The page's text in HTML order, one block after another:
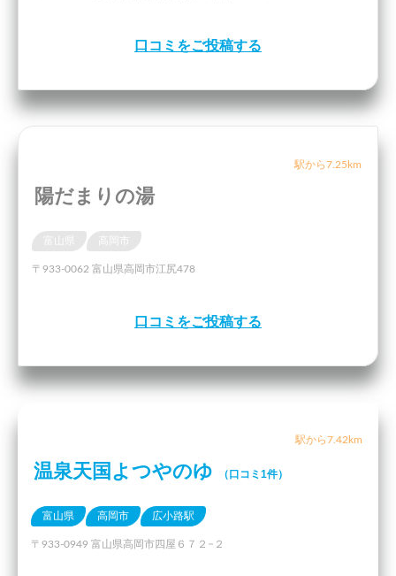
口コミをご投稿する
駅から7.25km
陽だまりの湯
〒933-0062 富山県高岡市江尻478
口コミをご投稿する
駅から7.42km
温泉天国よつやのゆ （口コミ1件）
富山県 高岡市 広小路駅
〒933-0949 富山県高岡市四屋６７２−２